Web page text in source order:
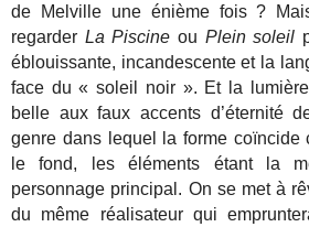
de Melville une énième fois ?
regarder La Piscine ou Plein soleil
éblouissante, incandescente et la
face du « soleil noir ». Et la lumière
belle aux faux accents d’éternité
genre dans lequel la forme coïncide
le fond, les éléments étant la
personnage principal. On se met à
du même réalisateur qui